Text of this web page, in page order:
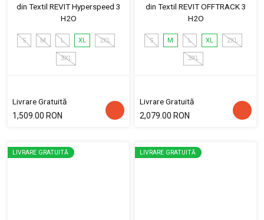
din Textil REVIT Hyperspeed 3
H2O
S M L XL 2XL
3XL
Livrare Gratuită
1,509.00 RON
din Textil REVIT OFFTRACK 3
H2O
S M L XL 2XL
3XL
Livrare Gratuită
2,079.00 RON
LIVRARE GRATUITĂ LIVRARE GRATUITĂ